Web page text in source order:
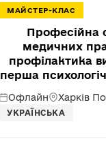
МАЙСТЕР-КЛАС
Професійна
медичних
профілактика
перша
Офлайн Харків
УКРАЇНСЬКА